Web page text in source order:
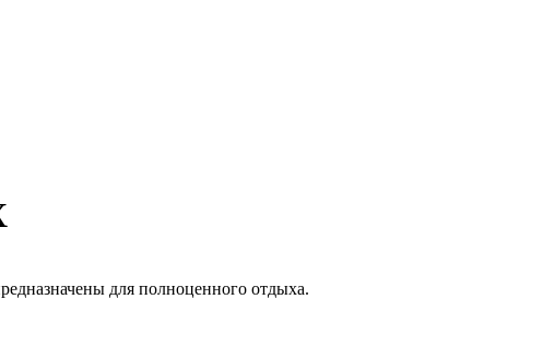
для полноценного отдыха.